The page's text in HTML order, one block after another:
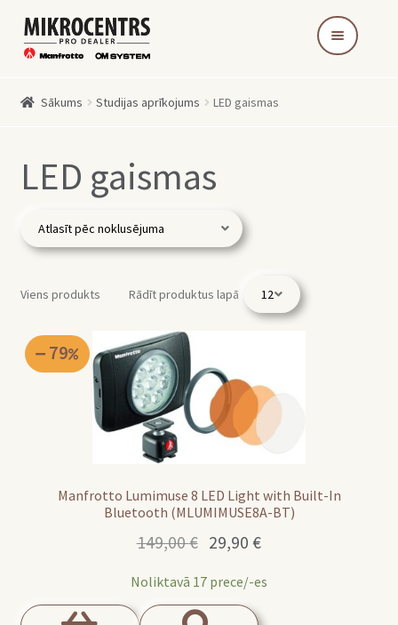
Skip
to
Skip
to
Sākums Studijas aprīkojums LED gaismas
LED gaismas
Viens produkts Rādīt produktus lapā
Manfrotto Lumimuse 8 LED Light with Built-In
Bluetooth (MLUMIMUSE8A-BT)
79
149,00€ Original
was:
149,00 €.
29,90 €Current
is:
Noliktavā 17 prece/-es